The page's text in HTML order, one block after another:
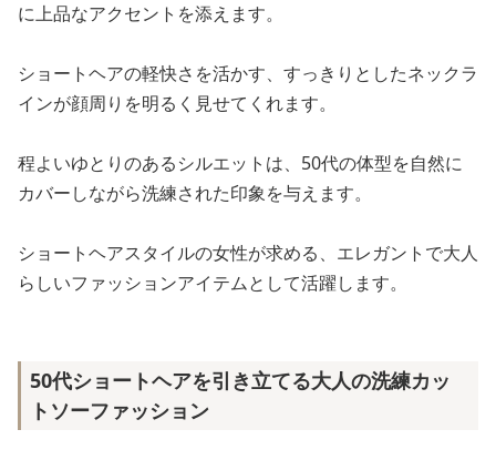
に上品なアクセントを添えます。
ショートヘアの軽快さを活かす、すっきりとしたネックラ
インが顔周りを明るく見せてくれます。
程よいゆとりのあるシルエットは、50代の体型を自然に
カバーしながら洗練された印象を与えます。
ショートヘアスタイルの女性が求める、エレガントで大人
らしいファッションアイテムとして活躍します。
50代ショートヘアを引き立てる大人の洗練カッ
トソーファッション